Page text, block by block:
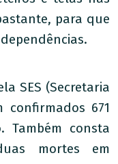
para que
SES (Secretaria
671
Também consta
mortes em